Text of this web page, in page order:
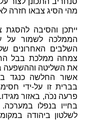
מהי הסיג צבאו חזרה
ייתכן והסיבה
הממלכה לשמור על
השלבים האחרונים
צמחה ממלכת בבל
את השליטה וההשפעה
אשור החלשה כנגד
בברית זו על-ידי
פרעה נכֹה, באזור
בחייו בנפלו
לשלטון ביהודה